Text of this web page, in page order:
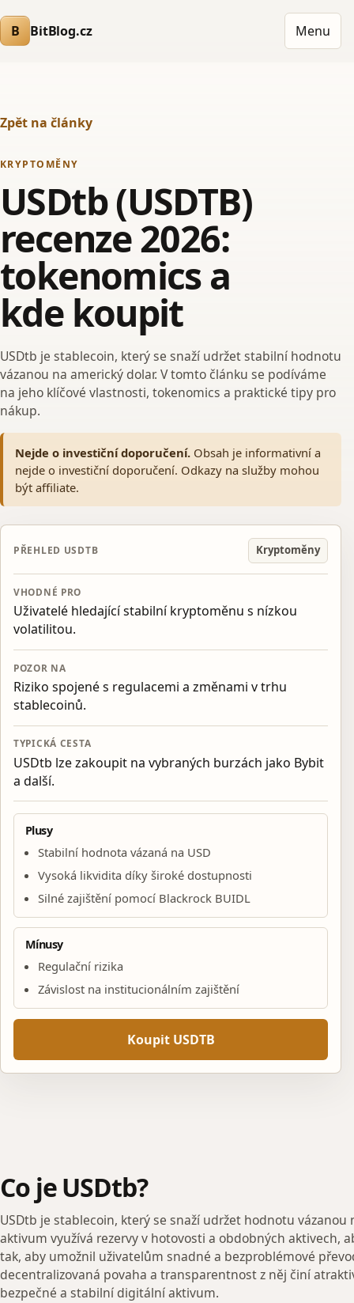
B BitBlog.cz Menu
Zpět na články
KRYPTOMĚNY
USDtb (USDTB)
recenze 2026:
tokenomics a
kde koupit
USDtb je stablecoin, který se snaží udržet stabilní hodnotu
vázanou na americký dolar. V tomto článku se podíváme
na jeho klíčové vlastnosti, tokenomics a praktické tipy pro
nákup.
Nejde o investiční doporučení. Obsah je informativní a
nejde o investiční doporučení. Odkazy na služby mohou
být affiliate.
PŘEHLED USDTB Kryptoměny
VHODNÉ PRO
Uživatelé hledající stabilní kryptoměnu s nízkou
volatilitou.
POZOR NA
Riziko spojené s regulacemi a změnami v trhu
stablecoinů.
TYPICKÁ CESTA
USDtb lze zakoupit na vybraných burzách jako Bybit
a další.
Plusy
Stabilní hodnota vázaná na USD
Vysoká likvidita díky široké dostupnosti
Silné zajištění pomocí Blackrock BUIDL
Mínusy
Regulační rizika
Závislost na institucionálním zajištění
Koupit USDTB
Co je USDtb?
USDtb je stablecoin, který se snaží udržet hodnotu
aktivum využívá rezervy v hotovosti a obdobných aktivech,
tak, aby umožnil uživatelům snadné a bezproblémové
decentralizovaná povaha a transparentnost z něj činí
bezpečné a stabilní digitální aktivum.